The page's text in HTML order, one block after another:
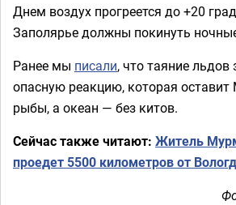
Днем воздух прогреется до +20
Заполярье должны покинуть
Ранее мы писали, что таяние льдов
опасную реакцию, которая
рыбы, а океан — без китов.
Сейчас также читают: Житель
проедет 5500 километров от